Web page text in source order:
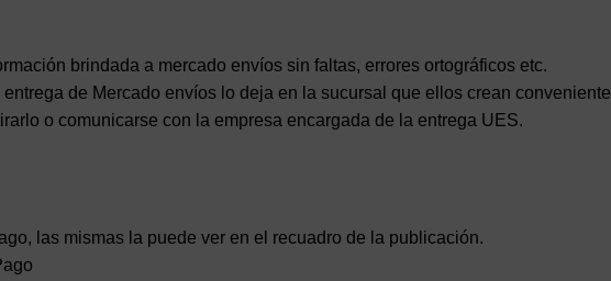
brindada a mercado envíos sin faltas, errores ortográficos etc.
de Mercado envíos lo deja en la sucursal que ellos crean conveniente
o comunicarse con la empresa encargada de la entrega UES.
las mismas la puede ver en el recuadro de la publicación.